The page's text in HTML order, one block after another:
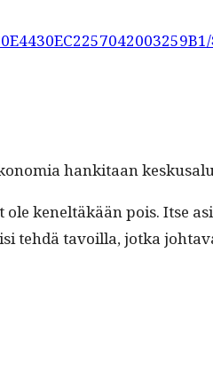
han­ki­taan
keneltäkään pois.
tehdä tavoil­la, jot­ka